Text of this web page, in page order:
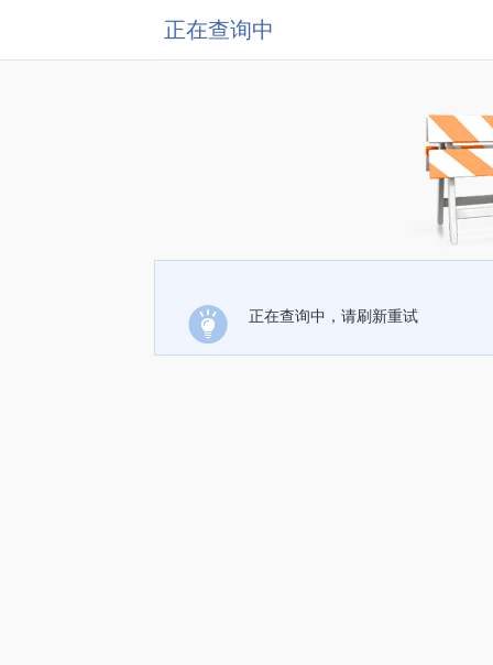
正在查询中
正在查询中，请刷新重试